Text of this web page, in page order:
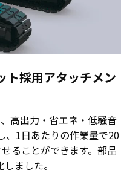
ト採用アタッチメン
高出力・省エネ・低騒音
、1日あたりの作業量で20
ることができます。部品
ました。